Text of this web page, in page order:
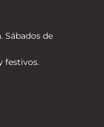
Sábados de
festivos.